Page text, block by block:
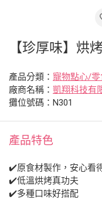
【珍厚味】烘
產品分類： 寵物點心/零
廠商名稱： 凱翔科技有
攤位號碼：N301
產品特色
✔️原食材製作，安心看
✔️低溫烘烤真功夫
✔️多種口味好搭配